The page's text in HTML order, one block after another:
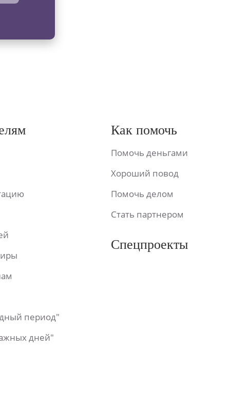
период"
дней"
Как помочь
Помочь деньгами
Хороший повод
Помочь делом
Стать партнером
Спецпроекты